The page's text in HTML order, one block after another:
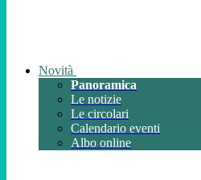
Novità
Panoramica
Le notizie
Le circolari
Calendario eventi
Albo online